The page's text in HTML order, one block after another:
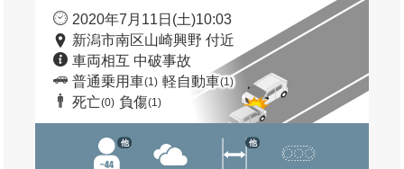
2020年7月11日(土)10:03
新潟市南区山崎興野 付近
車両相互 中破事故
普通乗用車(1) 軽自動車(1)
死亡(0) 負傷(1)
他 他